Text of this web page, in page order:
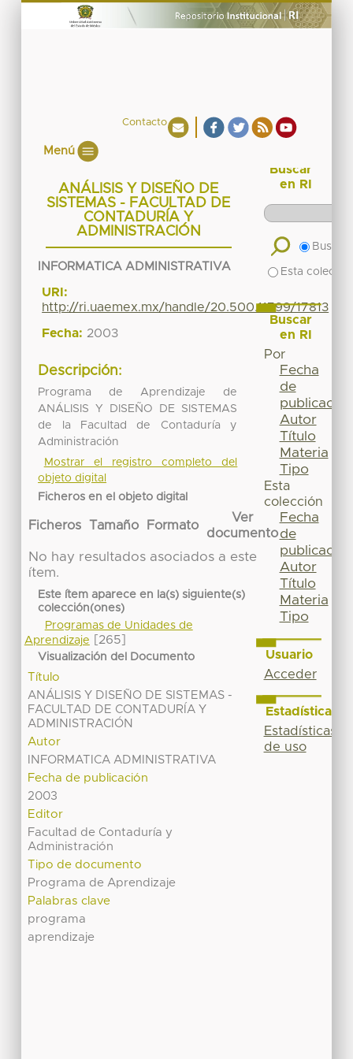
Contacto
Menú
ANÁLISIS Y DISEÑO DE
SISTEMAS - FACULTAD DE
CONTADURÍA Y
ADMINISTRACIÓN
INFORMATICA ADMINISTRATIVA
URI:
http://ri.uaemex.mx/handle/20.500.11799/17813
Fecha: 2003
Descripción:
Programa de Aprendizaje de
ANÁLISIS Y DISEÑO DE SISTEMAS
de la Facultad de Contaduría y
Administración
Mostrar el registro completo del
objeto digital
Ficheros en el objeto digital
Ficheros Tamaño Formato
Ver
documento
No hay resultados asociados a este
ítem.
Este ítem aparece en la(s) siguiente(s)
colección(ones)
Programas de Unidades de
Aprendizaje
[265]
Visualización del Documento
Título
ANÁLISIS Y DISEÑO DE SISTEMAS -
FACULTAD DE CONTADURÍA Y
ADMINISTRACIÓN
Autor
INFORMATICA ADMINISTRATIVA
Fecha de publicación
2003
Editor
Facultad de Contaduría y
Administración
Tipo de documento
Programa de Aprendizaje
Palabras clave
programa
aprendizaje
Buscar
en RI
Buscar
Esta
Buscar
en RI
Por
Fecha
de
publicación
Autor
Título
Materia
Tipo
Esta
colección
Fecha
de
publicación
Autor
Título
Materia
Tipo
Usuario
Acceder
Estadísticas
Estadísticas
de uso